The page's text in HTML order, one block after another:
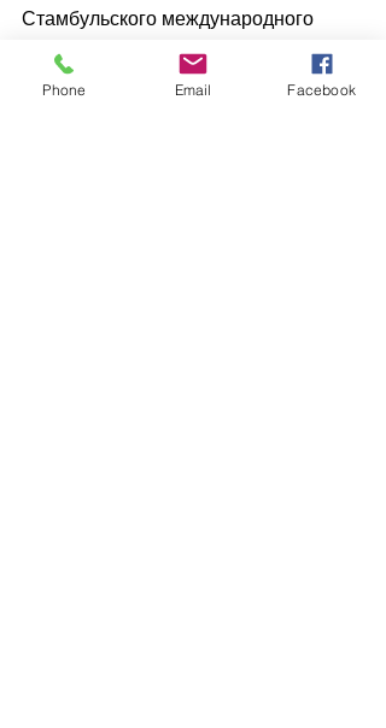
Стамбульского международного
кинофестиваля. Художественная
драма «Два месяца, три солнца»
Phone Email Facebook